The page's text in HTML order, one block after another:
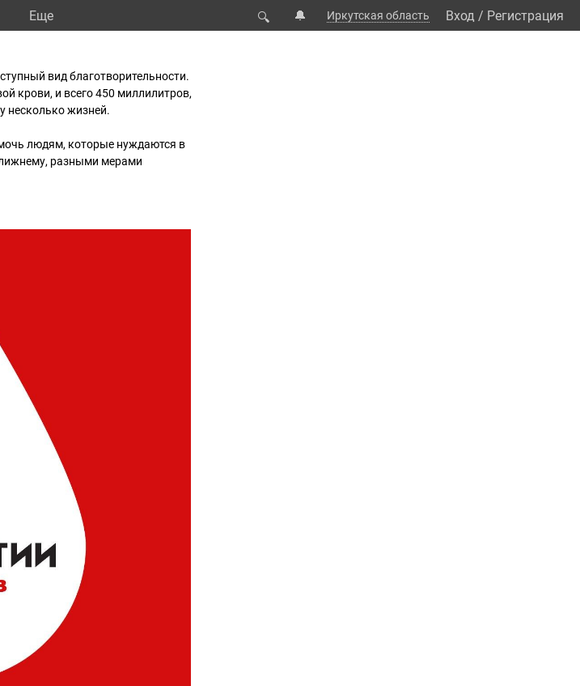
Eще 🔍 🔔 Иркутская область Вход / Регистрация
вид благотворительности.
крови, и всего 450 миллилитров,
несколько жизней.
людям, которые нуждаются в
разными мерами